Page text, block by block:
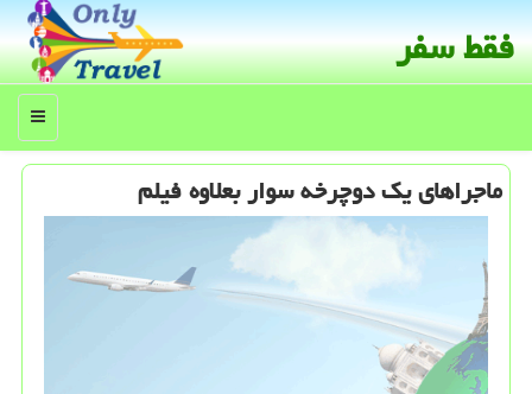
فقط سفر
منو
ماجراهای یك دوچرخه سوار بعلاوه فیلم